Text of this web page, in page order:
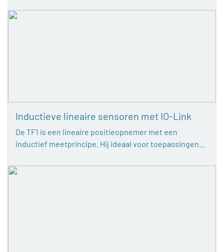
Inductieve lineaire sensoren met IO-Link
De TF1 is een lineaire positieopnemer met een
inductief meetprincipe. Hij ideaal voor toepassingen…